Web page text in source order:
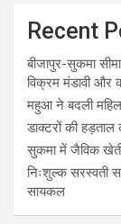
Recent
बीजापुर-सुकमा
विक्रम मंडावी और
महुआ ने बदली
डाक्टरों की हड़ताल
सुकमा में जैविक
निःशुल्क सरस्वती
सायकल